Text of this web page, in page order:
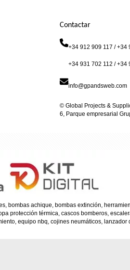
Contactar
+34 912 909 117 / +34
+34 931 702 112 / +34
info@gpandsweb.com
© Global Projects &
6, Parque empresarial
bombas achique, bombas extinción,
protección térmica, cascos bomberos,
equipo nbq, cojines neumáticos, lanzador